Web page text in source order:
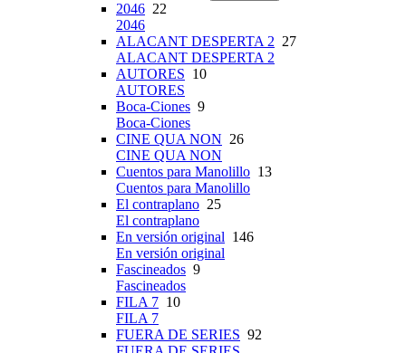
2046 22
2046
ALACANT DESPERTA 2 27
ALACANT DESPERTA 2
AUTORES 10
AUTORES
Boca-Ciones 9
Boca-Ciones
CINE QUA NON 26
CINE QUA NON
Cuentos para Manolillo 13
Cuentos para Manolillo
El contraplano 25
El contraplano
En versión original 146
En versión original
Fascineados 9
Fascineados
FILA 7 10
FILA 7
FUERA DE SERIES 92